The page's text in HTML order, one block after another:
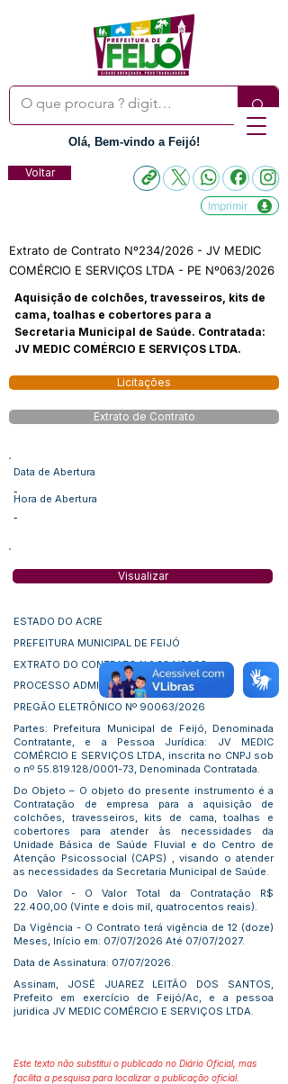
Olá, Bem-vindo a Feijó!
Voltar
Imprimir
Extrato de Contrato Nº234/2026 - JV MEDIC
COMÉRCIO E SERVIÇOS LTDA - PE Nº063/2026
Aquisição de colchões, travesseiros, kits de
cama, toalhas e cobertores para a
Secretaria Municipal de Saúde. Contratada:
JV MEDIC COMÉRCIO E SERVIÇOS LTDA.
Licitações
Extrato de Contrato
Data de Abertura
-
Hora de Abertura
-
Visualizar
ESTADO DO ACRE
PREFEITURA MUNICIPAL DE FEIJÓ
EXTRATO DO CONTRATO N.º 234/2026
PROCESSO ADMINISTRATIVO Nº 126/2026
PREGÃO ELETRÔNICO Nº 90063/2026
Partes: Prefeitura Municipal de Feijó, Denominada
Contratante, e a Pessoa Jurídica: JV MEDIC
COMÉRCIO E SERVIÇOS LTDA, inscrita no CNPJ sob
o nº 55.819.128/0001-73, Denominada Contratada.
Do Objeto – O objeto do presente instrumento é a
Contratação de empresa para a aquisição de
colchões, travesseiros, kits de cama, toalhas e
cobertores para atender às necessidades da
Unidade Básica de Saúde Fluvial e do Centro de
Atenção Psicossocial (CAPS) , visando o atender
as necessidades da Secretaria Municipal de Saúde.
Do Valor - O Valor Total da Contratação R$
22.400,00 (Vinte e dois mil, quatrocentos reais).
Da Vigência - O Contrato terá vigência de 12 (doze)
Meses, Início em: 07/07/2026 Até 07/07/2027.
Data de Assinatura: 07/07/2026.
Assinam, JOSÉ JUAREZ LEITÃO DOS SANTOS,
Prefeito em exercício de Feijó/Ac, e a pessoa
juridica JV MEDIC COMÉRCIO E SERVIÇOS LTDA.
Este texto não substitui o publicado no Diário Oficial, mas
facilita a pesquisa para localizar a publicação oficial.